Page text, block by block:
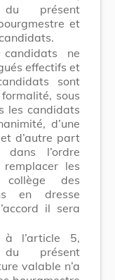
du présent
et
ne
effectifs et
sont
sous
les candidats
d’une
d’autre part
dans l’ordre
les
des
en dresse
il sera
l’article 5,
du présent
valable n’a